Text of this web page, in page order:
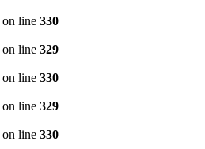
on line 330
on line 329
on line 330
on line 329
on line 330